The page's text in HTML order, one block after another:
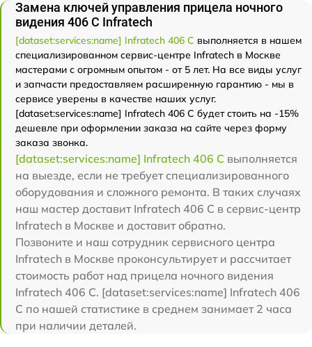
Замена ключей управления прицела ночного
видения 406 С Infratech
[dataset:services:name] Infratech 406 С выполняется в нашем
специализированном сервис-центре Infratech в Москве
мастерами с огромным опытом - от 5 лет. На все виды услуг
и запчасти предоставляем расширенную гарантию - мы в
сервисе уверены в качестве наших услуг.
[dataset:services:name] Infratech 406 С будет стоить на -15%
дешевле при оформлении заказа на сайте через форму
заказа звонка.
[dataset:services:name] Infratech 406 С выполняется
на выезде, если не требует специализированного
оборудования и сложного ремонта. В таких случаях
наш мастер доставит Infratech 406 С в сервис-центр
Infratech в Москве и доставит обратно.
Позвоните и наш сотрудник сервисного центра
Infratech в Москве проконсультирует и рассчитает
стоимость работ над прицела ночного видения
Infratech 406 С. [dataset:services:name] Infratech 406
С по нашей статистике в среднем занимает 2 часа
при наличии деталей.